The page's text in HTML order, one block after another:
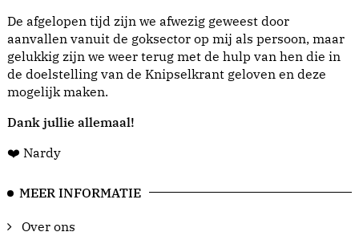
De afgelopen tijd zijn we afwezig geweest door
aanvallen vanuit de goksector op mij als persoon, maar
gelukkig zijn we weer terug met de hulp van hen die in
de doelstelling van de Knipselkrant geloven en deze
mogelijk maken.
Dank jullie allemaal!
❤️ Nardy
MEER INFORMATIE
Over ons